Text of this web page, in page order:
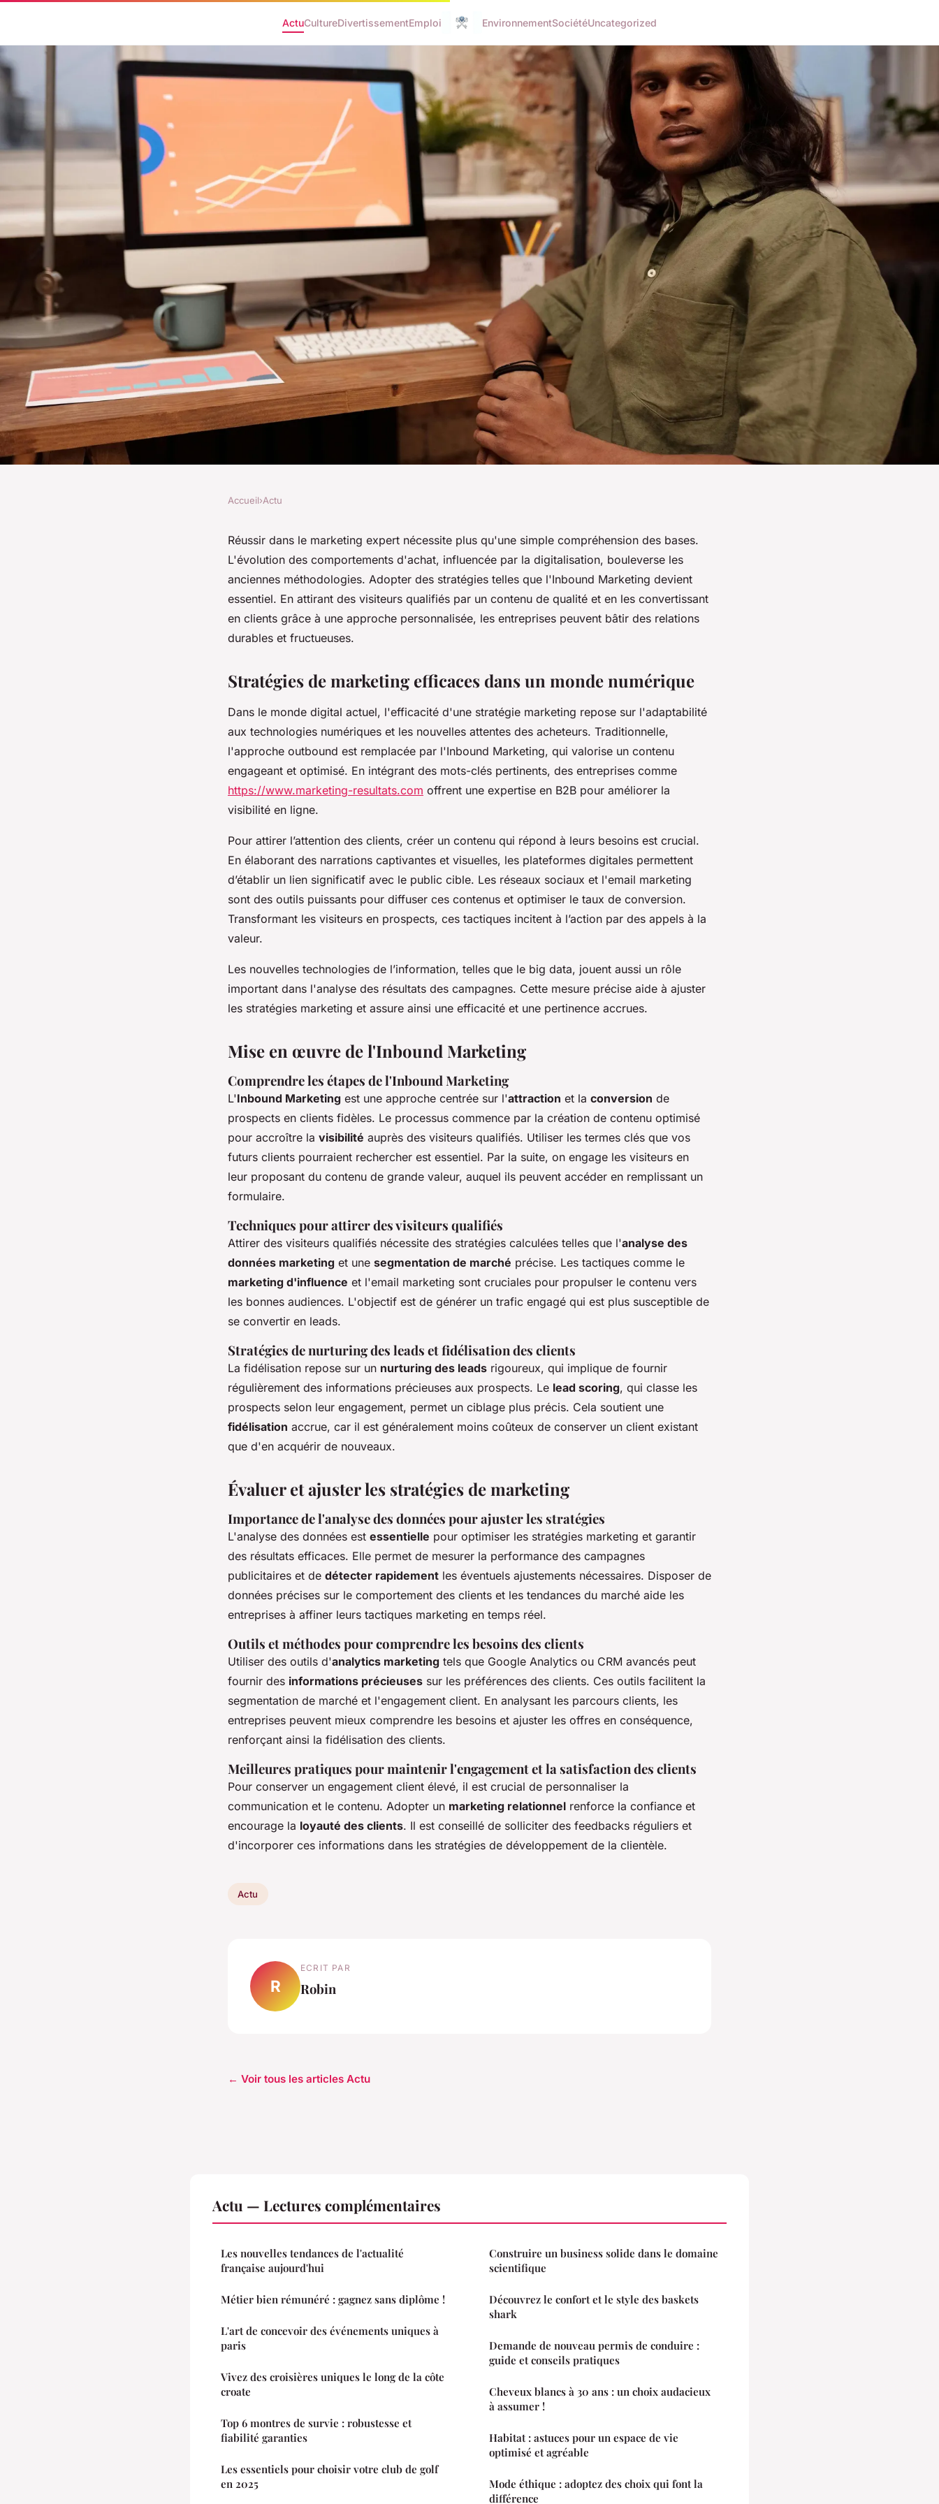
ActuCultureDivertissementEmploi EnvironnementSociétéUncategorized
Les stratégies clés pour réussir dans le
marketing expert
Accueil›Actu
Réussir dans le marketing expert nécessite plus qu'une simple compréhension des bases.
L'évolution des comportements d'achat, influencée par la digitalisation, bouleverse les
anciennes méthodologies. Adopter des stratégies telles que l'Inbound Marketing devient
essentiel. En attirant des visiteurs qualifiés par un contenu de qualité et en les convertissant
en clients grâce à une approche personnalisée, les entreprises peuvent bâtir des relations
durables et fructueuses.
Stratégies de marketing efficaces dans un monde numérique
Dans le monde digital actuel, l'efficacité d'une stratégie marketing repose sur l'adaptabilité
aux technologies numériques et les nouvelles attentes des acheteurs. Traditionnelle,
l'approche outbound est remplacée par l'Inbound Marketing, qui valorise un contenu
engageant et optimisé. En intégrant des mots-clés pertinents, des entreprises comme
https://www.marketing-resultats.com offrent une expertise en B2B pour améliorer la
visibilité en ligne.
Pour attirer l’attention des clients, créer un contenu qui répond à leurs besoins est crucial.
En élaborant des narrations captivantes et visuelles, les plateformes digitales permettent
d’établir un lien significatif avec le public cible. Les réseaux sociaux et l'email marketing
sont des outils puissants pour diffuser ces contenus et optimiser le taux de conversion.
Transformant les visiteurs en prospects, ces tactiques incitent à l’action par des appels à la
valeur.
Les nouvelles technologies de l’information, telles que le big data, jouent aussi un rôle
important dans l'analyse des résultats des campagnes. Cette mesure précise aide à ajuster
les stratégies marketing et assure ainsi une efficacité et une pertinence accrues.
Mise en œuvre de l'Inbound Marketing
Comprendre les étapes de l'Inbound Marketing
L'Inbound Marketing est une approche centrée sur l'attraction et la conversion de
prospects en clients fidèles. Le processus commence par la création de contenu optimisé
pour accroître la visibilité auprès des visiteurs qualifiés. Utiliser les termes clés que vos
futurs clients pourraient rechercher est essentiel. Par la suite, on engage les visiteurs en
leur proposant du contenu de grande valeur, auquel ils peuvent accéder en remplissant un
formulaire.
Techniques pour attirer des visiteurs qualifiés
Attirer des visiteurs qualifiés nécessite des stratégies calculées telles que l'analyse des
données marketing et une segmentation de marché précise. Les tactiques comme le
marketing d'influence et l'email marketing sont cruciales pour propulser le contenu vers
les bonnes audiences. L'objectif est de générer un trafic engagé qui est plus susceptible de
se convertir en leads.
Stratégies de nurturing des leads et fidélisation des clients
La fidélisation repose sur un nurturing des leads rigoureux, qui implique de fournir
régulièrement des informations précieuses aux prospects. Le lead scoring, qui classe les
prospects selon leur engagement, permet un ciblage plus précis. Cela soutient une
fidélisation accrue, car il est généralement moins coûteux de conserver un client existant
que d'en acquérir de nouveaux.
Évaluer et ajuster les stratégies de marketing
Importance de l'analyse des données pour ajuster les stratégies
L'analyse des données est essentielle pour optimiser les stratégies marketing et garantir
des résultats efficaces. Elle permet de mesurer la performance des campagnes
publicitaires et de détecter rapidement les éventuels ajustements nécessaires. Disposer de
données précises sur le comportement des clients et les tendances du marché aide les
entreprises à affiner leurs tactiques marketing en temps réel.
Outils et méthodes pour comprendre les besoins des clients
Utiliser des outils d'analytics marketing tels que Google Analytics ou CRM avancés peut
fournir des informations précieuses sur les préférences des clients. Ces outils facilitent la
segmentation de marché et l'engagement client. En analysant les parcours clients, les
entreprises peuvent mieux comprendre les besoins et ajuster les offres en conséquence,
renforçant ainsi la fidélisation des clients.
Meilleures pratiques pour maintenir l'engagement et la satisfaction des clients
Pour conserver un engagement client élevé, il est crucial de personnaliser la
communication et le contenu. Adopter un marketing relationnel renforce la confiance et
encourage la loyauté des clients. Il est conseillé de solliciter des feedbacks réguliers et
d'incorporer ces informations dans les stratégies de développement de la clientèle.
Actu
R
ECRIT PAR
Robin
← Voir tous les articles Actu
Actu — Lectures complémentaires
Les nouvelles tendances de l'actualité
française aujourd'hui
Métier bien rémunéré : gagnez sans diplôme !
L'art de concevoir des événements uniques à
paris
Vivez des croisières uniques le long de la côte
croate
Top 6 montres de survie : robustesse et
fiabilité garanties
Les essentiels pour choisir votre club de golf
en 2025
Construire un business solide dans le domaine
scientifique
Découvrez le confort et le style des baskets
shark
Demande de nouveau permis de conduire :
guide et conseils pratiques
Cheveux blancs à 30 ans : un choix audacieux
à assumer !
Habitat : astuces pour un espace de vie
optimisé et agréable
Mode éthique : adoptez des choix qui font la
différence